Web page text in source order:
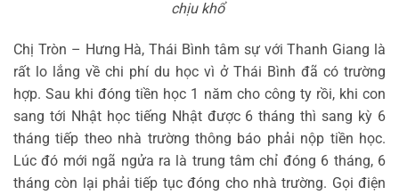
chịu khổ
Chị Tròn – Hưng Hà, Thái Bình tâm sự với Thanh Giang là
rất lo lắng về chi phí du học vì ở Thái Bình đã có trường
hợp. Sau khi đóng tiền học 1 năm cho công ty rồi, khi con
sang tới Nhật học tiếng Nhật được 6 tháng thì sang kỳ 6
tháng tiếp theo nhà trường thông báo phải nộp tiền học.
Lúc đó mới ngã ngửa ra là trung tâm chỉ đóng 6 tháng, 6
tháng còn lại phải tiếp tục đóng cho nhà trường. Gọi điện